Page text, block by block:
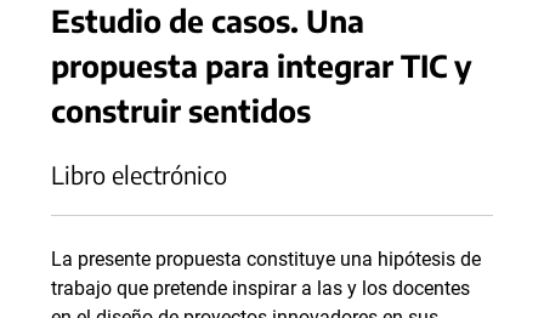
Estudio de casos. Una
propuesta para integrar TIC y
construir sentidos
Libro electrónico
La presente propuesta constituye una hipótesis de
trabajo que pretende inspirar a las y los docentes